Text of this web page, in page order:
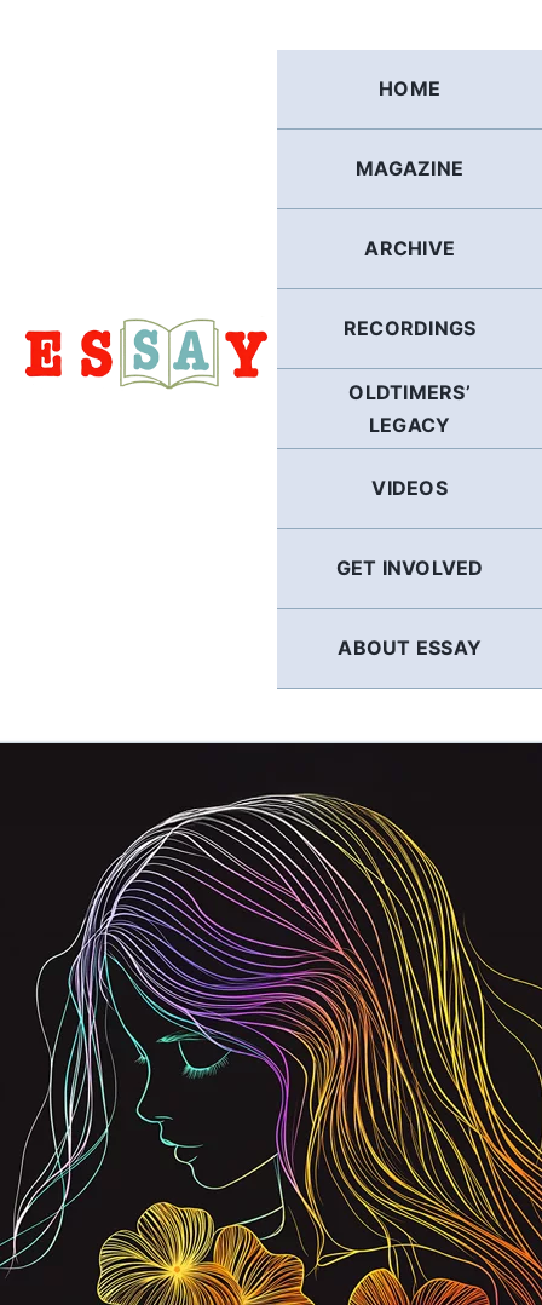
HOME
MAGAZINE
ARCHIVE
RECORDINGS
OLDTIMERS’
LEGACY
VIDEOS
GET INVOLVED
ABOUT ESSAY